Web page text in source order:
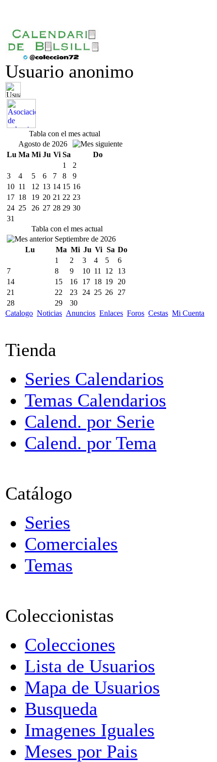
Usuario anonimo
Tabla con el mes actual
Agosto de 2026
Lu Ma Mi Ju Vi Sa
Do
1
2
3
4 5 6 7 8
9
10 11 12 13 14 15 16
17 18 19 20 21 22 23
24 25 26 27 28 29 30
31
Tabla con el mes actual
Septiembre de 2026
Lu
Ma Mi Ju Vi Sa Do
1
2 3 4 5
6
7
8 9 10 11 12
13
14
15 16 17 18 19
20
21
22 23 24 25 26
27
28
29
30
Catalogo Noticias Anuncios Enlaces Foros Cestas Mi Cuenta
Tienda
Series Calendarios
Temas Calendarios
Calend. por Serie
Calend. por Tema
Catálogo
Series
Comerciales
Temas
Coleccionistas
Colecciones
Lista de Usuarios
Mapa de Usuarios
Busqueda
Imagenes Iguales
Meses por Pais